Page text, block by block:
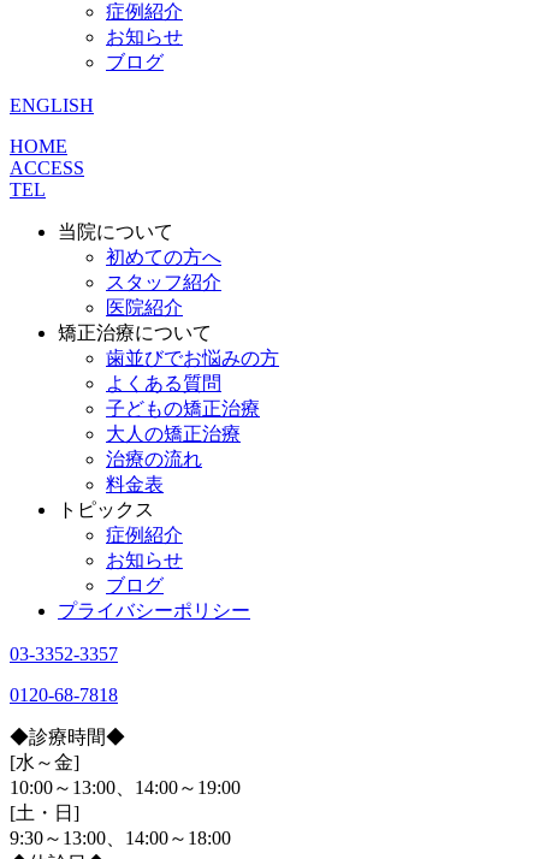
症例紹介
お知らせ
ブログ
ENGLISH
HOME
ACCESS
TEL
当院について
初めての方へ
スタッフ紹介
医院紹介
矯正治療について
歯並びでお悩みの方
よくある質問
子どもの矯正治療
大人の矯正治療
治療の流れ
料金表
トピックス
症例紹介
お知らせ
ブログ
プライバシーポリシー
03-3352-3357
0120-68-7818
◆診療時間◆
[水～金]
10:00～13:00、14:00～19:00
[土・日]
9:30～13:00、14:00～18:00